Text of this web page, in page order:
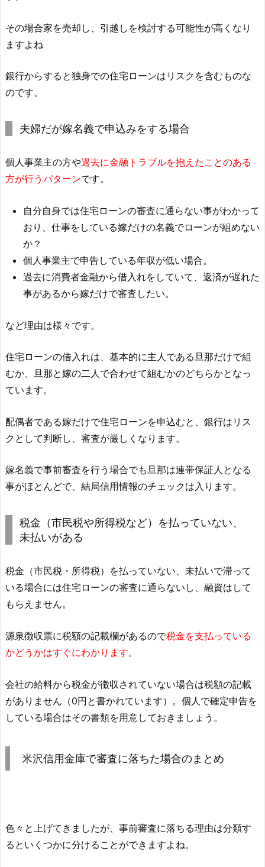
その場合家を売却し、引越しを検討する可能性が高くなり
ますよね
銀行からすると独身での住宅ローンはリスクを含むものな
のです。
夫婦だが嫁名義で申込みをする場合
個人事業主の方や過去に金融トラブルを抱えたことのある
方が行うパターンです。
自分自身では住宅ローンの審査に通らない事がわかって
おり、仕事をしている嫁だけの名義でローンが組めない
か？
個人事業主で申告している年収が低い場合。
過去に消費者金融から借入れをしていて、返済が遅れた
事があるから嫁だけで審査したい。
など理由は様々です。
住宅ローンの借入れは、基本的に主人である旦那だけで組
むか、旦那と嫁の二人で合わせて組むかのどちらかとなっ
ています。
配偶者である嫁だけで住宅ローンを申込むと、銀行はリス
クとして判断し、審査が厳しくなります。
嫁名義で事前審査を行う場合でも旦那は連帯保証人となる
事がほとんどで、結局信用情報のチェックは入ります。
税金（市民税や所得税など）を払っていない、
未払いがある
税金（市民税・所得税）を払っていない、未払いで滞って
いる場合には住宅ローンの審査に通らないし、融資はして
もらえません。
源泉徴収票に税額の記載欄があるので税金を支払っている
かどうかはすぐにわかります。
会社の給料から税金が徴収されていない場合は税額の記載
がありません（0円と書かれています）。個人で確定申告を
している場合はその書類を用意しておきましょう。
米沢信用金庫で審査に落ちた場合のまとめ
色々と上げてきましたが、事前審査に落ちる理由は分類す
るといくつかに分けることができますよね。